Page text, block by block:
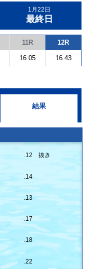
1月22日
最終日
11R 12R
16:05 16:43
結果
.12 抜き
.14
.13
.17
.18
.22